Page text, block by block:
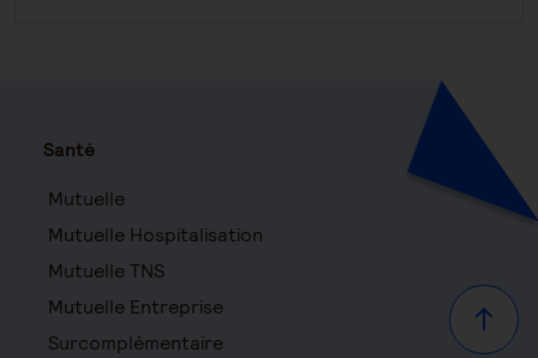
Haut
Santé
Mutuelle
Mutuelle Hospitalisation
Mutuelle TNS
Mutuelle Entreprise
Surcomplémentaire